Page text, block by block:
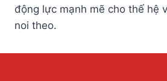
động lực mạnh mẽ cho thế hệ
noi theo.